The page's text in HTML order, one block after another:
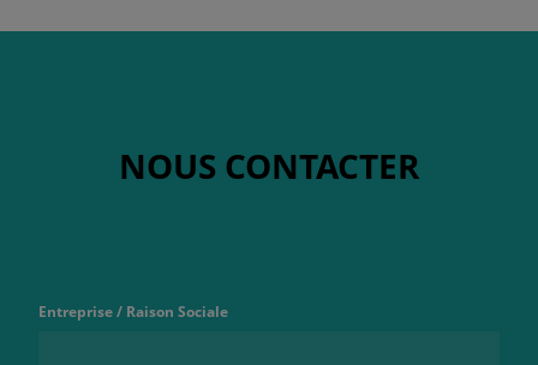
NOUS CONTACTER
Entreprise / Raison Sociale